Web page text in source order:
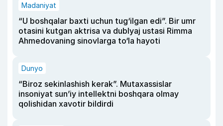
Madaniyat
“U boshqalar baxti uchun tug‘ilgan edi”. Bir umr
otasini kutgan aktrisa va dublyaj ustasi Rimma
Ahmedovaning sinovlarga to‘la hayoti
Dunyo
“Biroz sekinlashish kerak”. Mutaxassislar
insoniyat sun’iy intellektni boshqara olmay
qolishidan xavotir bildirdi